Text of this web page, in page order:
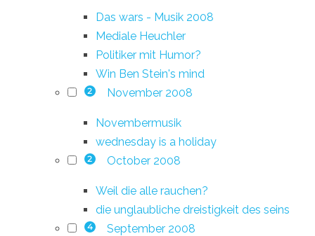
Das wars - Musik 2008
Mediale Heuchler
Politiker mit Humor?
Win Ben Stein's mind
2 November 2008
Novembermusik
wednesday is a holiday
2 October 2008
Weil die alle rauchen?
die unglaubliche dreistigkeit des seins
4 September 2008